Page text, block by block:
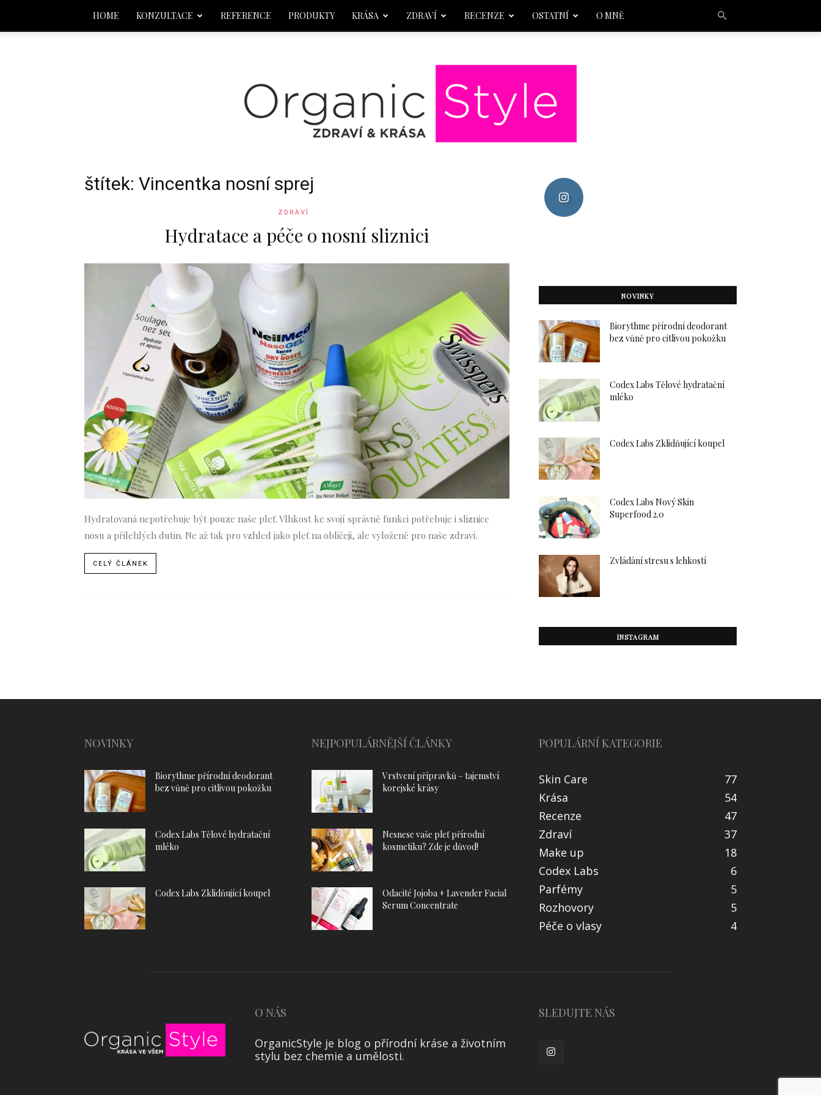
HOME KONZULTACE REFERENCE PRODUKTY KRÁSA ZDRAVÍ RECENZE OSTATNÍ O MNĚ
štítek: Vincentka nosní sprej
ZDRAVÍ
Hydratace a péče o nosní sliznici
Hydratovaná nepotřebuje být pouze naše pleť. Vlhkost ke svojí správně funkci potřebuje i sliznice
nosu a přilehlých dutin. Ne až tak pro vzhled jako pleť na obličeji, ale vyloženě pro naše zdraví.
CELÝ ČLÁNEK
NOVINKY
Biorythme přírodní deodorant
bez vůně pro citlivou pokožku
Codex Labs Tělové hydratační
mléko
Codex Labs Zklidňující koupel
Codex Labs Nový Skin
Superfood 2.0
Zvládání stresu s lehkostí
INSTAGRAM
NOVINKY
Biorythme přírodní deodorant
bez vůně pro citlivou pokožku
Codex Labs Tělové hydratační
mléko
Codex Labs Zklidňující koupel
NEJPOPULÁRNĚJŠÍ ČLÁNKY
Vrstvení přípravků – tajemství
korejské krásy
Nesnese vaše pleť přírodní
kosmetiku? Zde je důvod!
Odacité Jojoba + Lavender Facial
Serum Concentrate
POPULÁRNÍ KATEGORIE
Skin Care
77
Krása
54
Recenze
47
Zdraví
37
Make up
18
Codex Labs
6
Parfémy
5
Rozhovory
5
Péče o vlasy
4
O NÁS
OrganicStyle je blog o přírodní kráse a životním
stylu bez chemie a umělosti.
SLEDUJTE NÁS